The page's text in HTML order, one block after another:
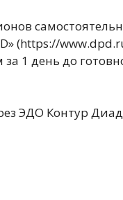
(https://
1 день до
ЭДО Контур